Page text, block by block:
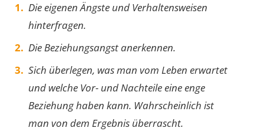
Die eigenen Ängste und Verhaltensweisen
hinterfragen.
Die Beziehungsangst anerkennen.
Sich überlegen, was man vom Leben erwartet
und welche Vor- und Nachteile eine enge
Beziehung haben kann. Wahrscheinlich ist
man von dem Ergebnis überrascht.